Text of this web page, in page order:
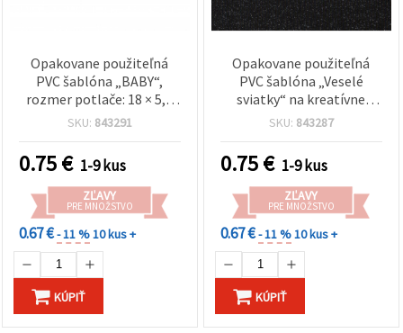
Opakovane použiteľná
PVC šablóna „BABY“,
rozmer potlače: 18 × 5,5
cm
SKU: 843291
0.75€ 1-9 kus
ZĽAVY
PRE MNOŽSTVO
0.67 €- 11 %10 kus +
KÚPIŤ
Opakovane použiteľná
PVC šablóna „Veselé
sviatky“ na kreatívne
tvorenie, veľkosť potlače
SKU: 843287
0.75€ 1-9 kus
ZĽAVY
PRE MNOŽSTVO
0.67 €- 11 %10 kus +
KÚPIŤ